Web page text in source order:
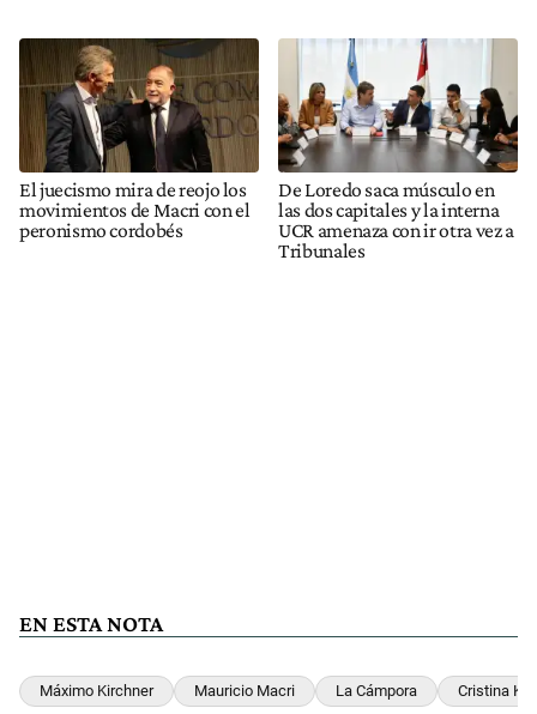
El juecismo mira de reojo los
movimientos de Macri con el
peronismo cordobés
De Loredo saca músculo en
las dos capitales y la interna
UCR amenaza con ir otra vez a
Tribunales
EN ESTA NOTA
Máximo Kirchner Mauricio Macri La Cámpora Cristina